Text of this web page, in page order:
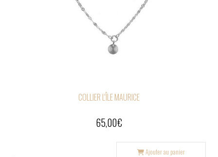
COLLIER L'ÎLE MAURICE
65,00€
Ajouter au panier